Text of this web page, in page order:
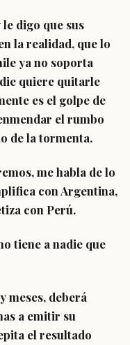
digo que sus
la realidad, que lo
ya no soporta
quiere quitarle
es el golpe de
el rumbo
de la tormenta.
me habla de lo
con Argentina,
con Perú.
tiene a nadie que
meses, deberá
a emitir su
el resultado